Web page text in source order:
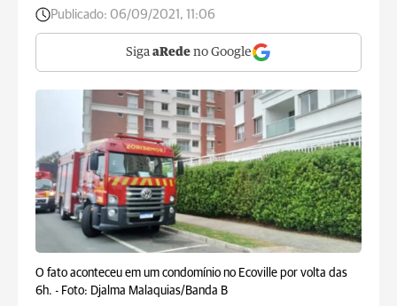
Publicado: 06/09/2021, 11:06
Siga aRede no Google
O fato aconteceu em um condomínio no Ecoville por volta das
6h. - Foto: Djalma Malaquias/Banda B